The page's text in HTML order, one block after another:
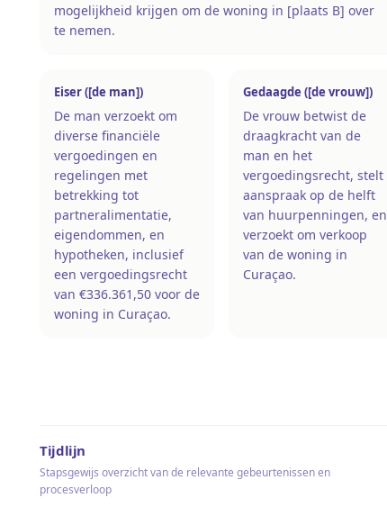
mogelijkheid krijgen om de woning in [plaats B] over
te nemen.
Eiser ([de man])
De man verzoekt om
diverse financiële
vergoedingen en
regelingen met
betrekking tot
partneralimentatie,
eigendommen, en
hypotheken, inclusief
een vergoedingsrecht
van €336.361,50 voor de
woning in Curaçao.
Gedaagde ([de vrouw])
De vrouw betwist de
draagkracht van de
man en het
vergoedingsrecht, stelt
aanspraak op de helft
van huurpenningen, en
verzoekt om verkoop
van de woning in
Curaçao.
Tijdlijn
Stapsgewijs overzicht van de relevante gebeurtenissen en
procesverloop